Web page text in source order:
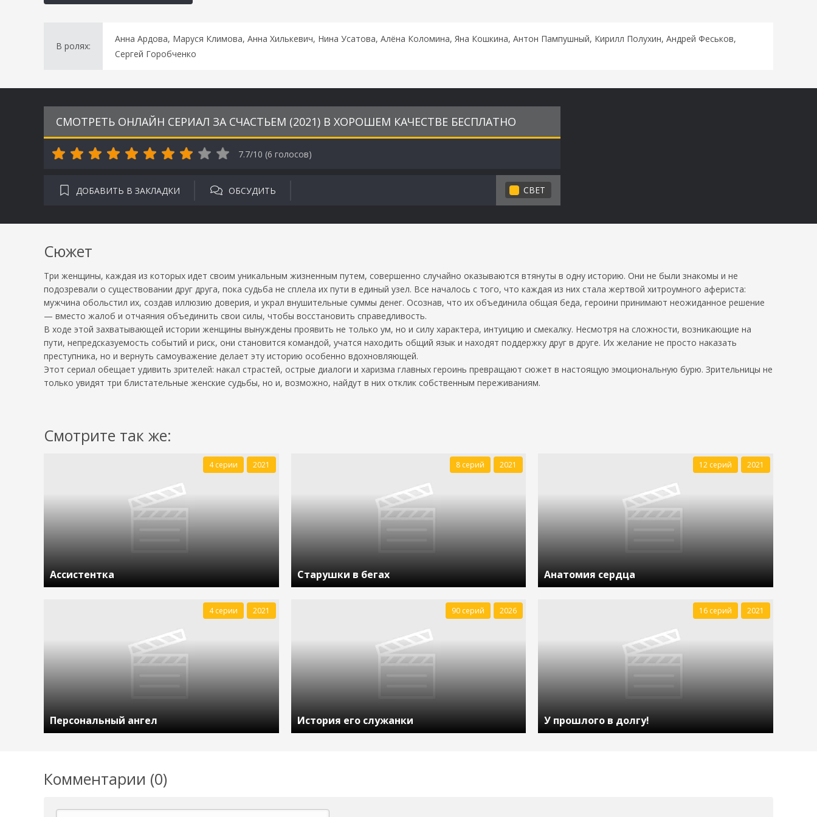
В ролях:
Анна Ардова, Маруся Климова, Анна Хилькевич, Нина Усатова, Алёна Коломина, Яна Кошкина, Антон Пампушный, Кирилл Полухин, Андрей Феськов,
Сергей Горобченко
СМОТРЕТЬ ОНЛАЙН СЕРИАЛ ЗА СЧАСТЬЕМ (2021) В ХОРОШЕМ КАЧЕСТВЕ БЕСПЛАТНО
7.7/10 (6 голосов)
ДОБАВИТЬ В ЗАКЛАДКИ ОБСУДИТЬ СВЕТ
Сюжет
Три женщины, каждая из которых идет своим уникальным жизненным путем, совершенно случайно оказываются втянуты в одну историю. Они не были знакомы и не
подозревали о существовании друг друга, пока судьба не сплела их пути в единый узел. Все началось с того, что каждая из них стала жертвой хитроумного афериста:
мужчина обольстил их, создав иллюзию доверия, и украл внушительные суммы денег. Осознав, что их объединила общая беда, героини принимают неожиданное решение
— вместо жалоб и отчаяния объединить свои силы, чтобы восстановить справедливость.
В ходе этой захватывающей истории женщины вынуждены проявить не только ум, но и силу характера, интуицию и смекалку. Несмотря на сложности, возникающие на
пути, непредсказуемость событий и риск, они становится командой, учатся находить общий язык и находят поддержку друг в друге. Их желание не просто наказать
преступника, но и вернуть самоуважение делает эту историю особенно вдохновляющей.
Этот сериал обещает удивить зрителей: накал страстей, острые диалоги и харизма главных героинь превращают сюжет в настоящую эмоциональную бурю. Зрительницы не
только увидят три блистательные женские судьбы, но и, возможно, найдут в них отклик собственным переживаниям.
Смотрите так же:
Ассистентка
4 серии 2021
Старушки в бегах
8 серий 2021
Анатомия сердца
12 серий 2021
Персональный ангел
4 серии 2021
История его служанки
90 серий 2026
У прошлого в долгу!
16 серий 2021
Комментарии (0)